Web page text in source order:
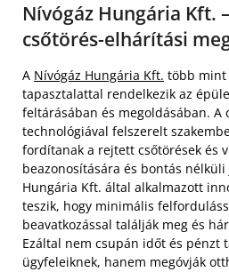
Nívógáz Hungária Kft.
csőtörés-elhárítási
A Nívógáz Hungária Kft. több mint
tapasztalattal rendelkezik az
feltárásában és megoldásában. A
technológiával felszerelt
fordítanak a rejtett csőtörések és
beazonosítására és bontás
Hungária Kft. által alkalmazott
teszik, hogy minimális
beavatkozással találják meg és
Ezáltal nem csupán időt és pénzt
ügyfeleiknek, hanem megóvják